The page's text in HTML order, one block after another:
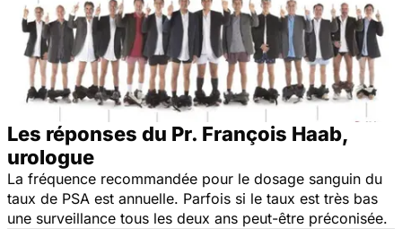
Les réponses du Pr. François Haab,
urologue
La fréquence recommandée pour le dosage sanguin du
taux de PSA est annuelle. Parfois si le taux est très bas
une surveillance tous les deux ans peut-être préconisée.